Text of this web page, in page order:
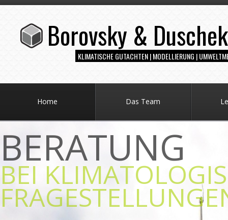
Borovsky &
KLIMATISCHE GUTACHTEN | MODELLIERUNG |
Home Das Team
VON CFD- &